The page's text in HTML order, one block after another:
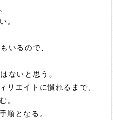
。
いるので、
ないと思う。
リエイトに慣れるまで、
。
順となる。